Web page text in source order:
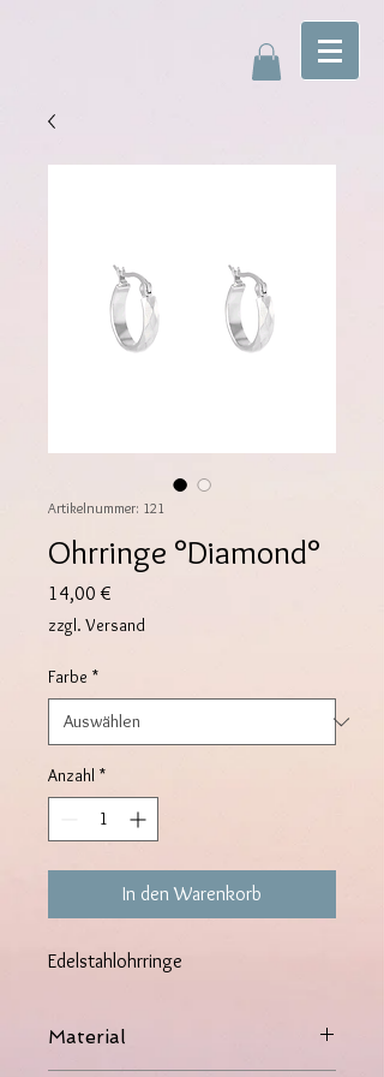
Artikelnummer: 121
Ohrringe °Diamond°
14,00 €
zzgl. Versand
Farbe *
Anzahl *
In den Warenkorb
Edelstahlohrringe
Material